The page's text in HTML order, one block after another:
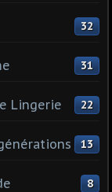
32
31
Lingerie 22
13
8